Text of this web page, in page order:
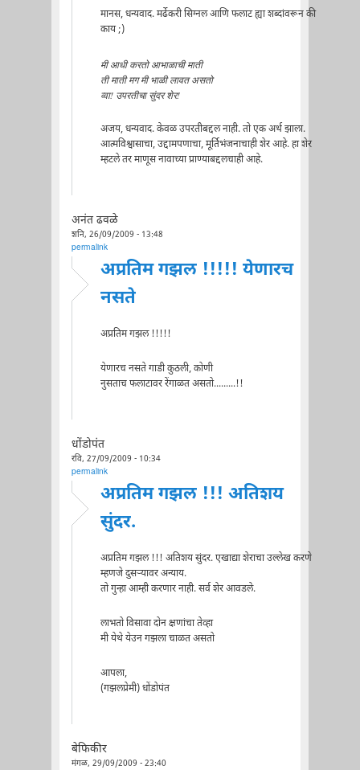
मानस, धन्यवाद. मर्ढेकरी सिग्नल आणि फलाट ह्या शब्दांवरून की
काय ;)
मी आधी करतो आभाळाची माती
ती माती मग मी भाळी लावत असतो
व्वा! उपरतीचा सुंदर शेर!
अजय, धन्यवाद. केवळ उपरतीबद्दल नाही. तो एक अर्थ झाला.
आत्मविश्वासाचा, उद्दामपणाचा, मूर्तिभंजनाचाही शेर आहे. हा शेर
म्हटले तर माणूस नावाच्या प्राण्याबद्दलचाही आहे.
अनंत ढवळे
शनि, 26/09/2009 - 13:48
permalink
अप्रतिम गझल !!!!! येणारच
नसते
अप्रतिम गझल !!!!!
येणारच नसते गाडी कुठली, कोणी
नुसताच फलाटावर रेंगाळत असतो.........!!
धोंडोपंत
रवि, 27/09/2009 - 10:34
permalink
अप्रतिम गझल !!! अतिशय
सुंदर.
अप्रतिम गझल !!! अतिशय सुंदर. एखाद्या शेराचा उल्लेख करणे
म्हणजे दुसर्‍यावर अन्याय.
तो गुन्हा आम्ही करणार नाही. सर्व शेर आवडले.
लाभतो विसावा दोन क्षणांचा तेव्हा
मी येथे येउन गझला चाळत असतो
आपला,
(गझलप्रेमी) धोंडोपंत
बेफिकीर
मंगळ, 29/09/2009 - 23:40